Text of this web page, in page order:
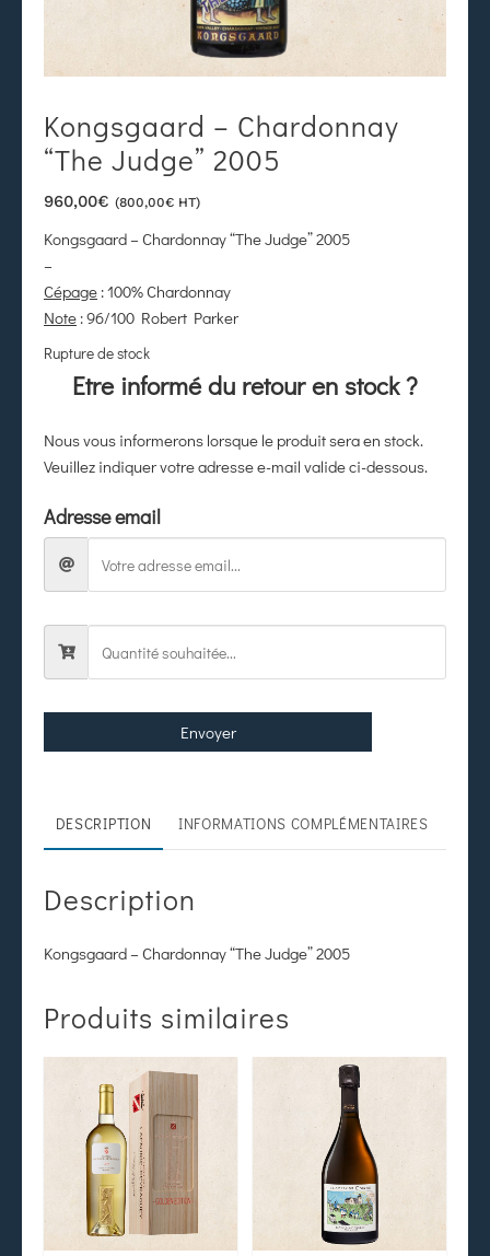
Kongsgaard – Chardonnay
“The Judge” 2005
960,00€ (800,00€ HT)
Kongsgaard – Chardonnay “The Judge” 2005
–
Cépage : 100% Chardonnay
Note : 96/100 Robert Parker
Rupture de stock
Etre informé du retour en stock ?
Nous vous informerons lorsque le produit sera en stock.
Veuillez indiquer votre adresse e-mail valide ci-dessous.
Adresse email
Envoyer
DESCRIPTION INFORMATIONS COMPLÉMENTAIRES
Description
Kongsgaard – Chardonnay “The Judge” 2005
Produits similaires